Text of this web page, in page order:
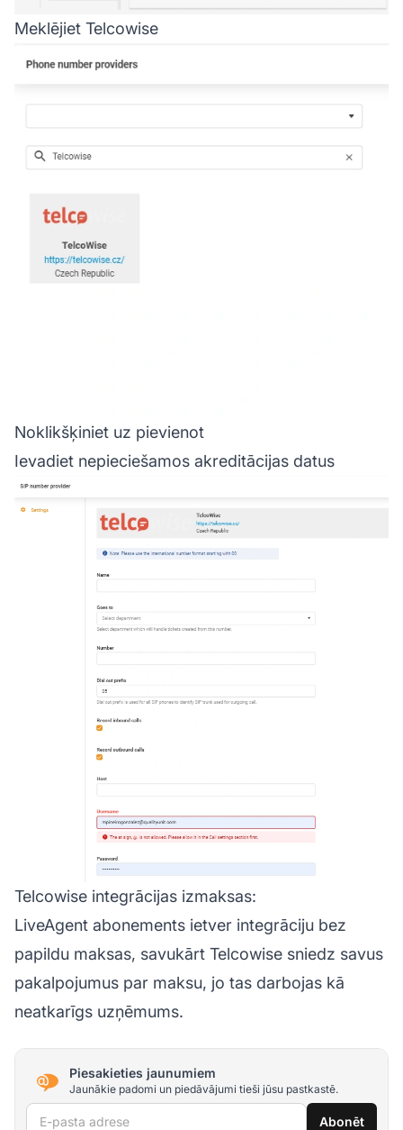
Meklējiet Telcowise
Noklikšķiniet uz pievienot
Ievadiet nepieciešamos akreditācijas datus
Telcowise integrācijas izmaksas:
LiveAgent abonements ietver integrāciju bez
papildu maksas, savukārt Telcowise sniedz savus
pakalpojumus par maksu, jo tas darbojas kā
neatkarīgs uzņēmums.
Piesakieties jaunumiem
Jaunākie padomi un piedāvājumi tieši jūsu pastkastē.
E-pasta adrese Abonēt